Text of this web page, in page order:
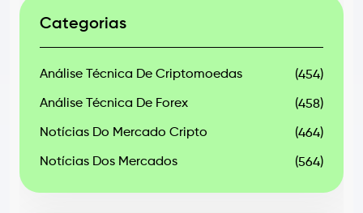
Categorias
Análise Técnica De Criptomoedas (454)
Análise Técnica De Forex (458)
Notícias Do Mercado Cripto (464)
Notícias Dos Mercados (564)